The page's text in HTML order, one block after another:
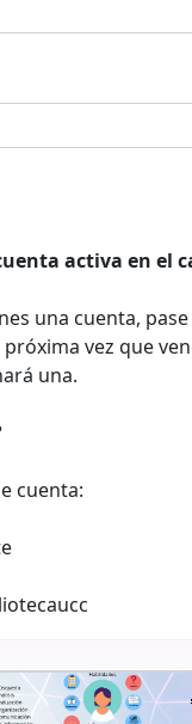
activa en el
una cuenta,
vez que
una.
cuenta: